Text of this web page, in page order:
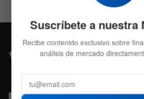
Suscríbete a nuestra
Recibe contenido exclusivo sobre
análisis de mercado